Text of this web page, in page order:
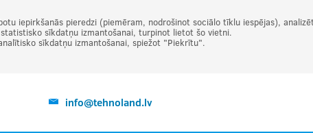
iepirkšanās pieredzi (piemēram, nodrošinot sociālo tīklu iespējas),
sīkdatņu izmantošanai, turpinot lietot šo vietni.
sīkdatņu izmantošanai, spiežot "Piekrītu".
info@tehnoland.lv